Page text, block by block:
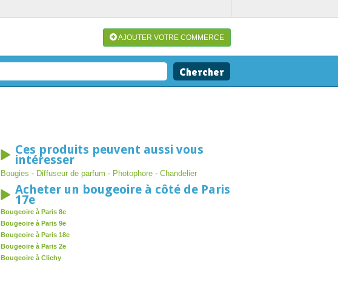
AJOUTER VOTRE COMMERCE
Ces produits peuvent aussi vous
intéresser
Bougies - Diffuseur de parfum - Photophore - Chandelier
Acheter un bougeoire à côté de Paris
17e
Bougeoire à Paris 8e
Bougeoire à Paris 9e
Bougeoire à Paris 18e
Bougeoire à Paris 2e
Bougeoire à Clichy